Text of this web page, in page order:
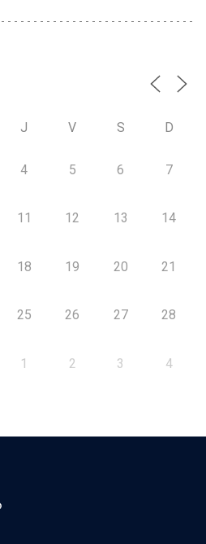
J V S D
4 5 6 7
11 12 13 14
18 19 20 21
25 26 27 28
1 2 3 4